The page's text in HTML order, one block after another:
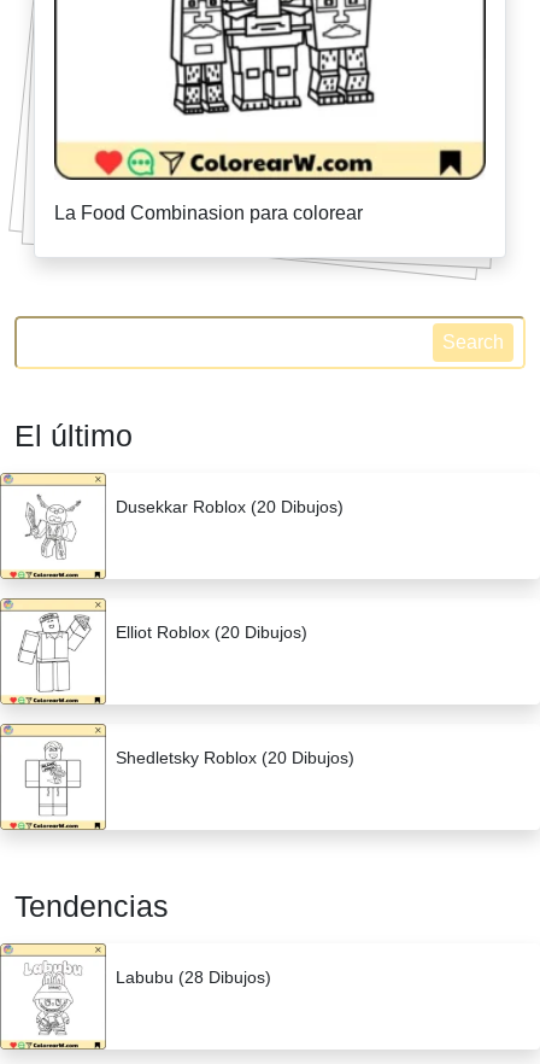
La Food Combinasion para colorear
Search
El último
Dusekkar Roblox (20 Dibujos)
Elliot Roblox (20 Dibujos)
Shedletsky Roblox (20 Dibujos)
Tendencias
Labubu (28 Dibujos)